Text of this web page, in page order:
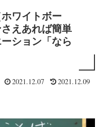
ホワイトボー
えあれば簡単
ション「なら
2021.12.07 2021.12.09